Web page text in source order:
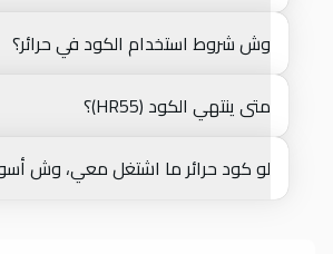
وش شروط استخدام الكود في حرائر؟
متى ينتهي الكود (HR55)؟
لو كود حرائر ما اشتغل معي، وش